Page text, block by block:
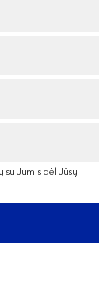
su Jumis dėl Jūsų